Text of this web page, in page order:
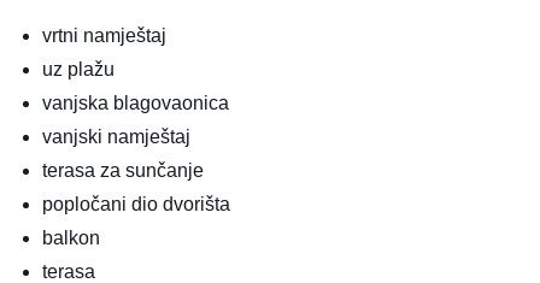
vrtni namještaj
uz plažu
vanjska blagovaonica
vanjski namještaj
terasa za sunčanje
popločani dio dvorišta
balkon
terasa